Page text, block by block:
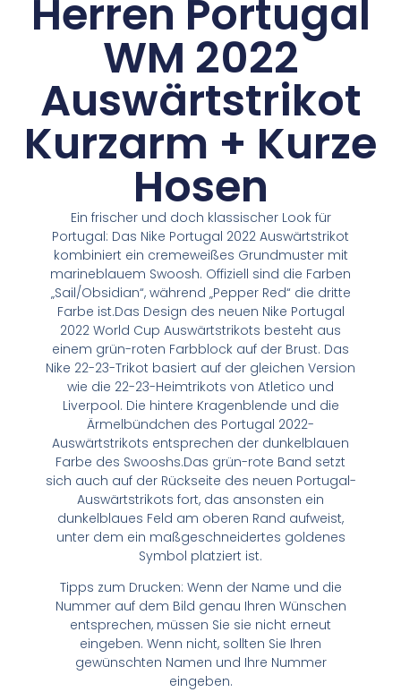
Herren Portugal
WM 2022
Auswärtstrikot
Kurzarm + Kurze
Hosen
Ein frischer und doch klassischer Look für
Portugal: Das Nike Portugal 2022 Auswärtstrikot
kombiniert ein cremeweißes Grundmuster mit
marineblauem Swoosh. Offiziell sind die Farben
„Sail/Obsidian“, während „Pepper Red“ die dritte
Farbe ist.Das Design des neuen Nike Portugal
2022 World Cup Auswärtstrikots besteht aus
einem grün-roten Farbblock auf der Brust. Das
Nike 22-23-Trikot basiert auf der gleichen Version
wie die 22-23-Heimtrikots von Atletico und
Liverpool. Die hintere Kragenblende und die
Ärmelbündchen des Portugal 2022-
Auswärtstrikots entsprechen der dunkelblauen
Farbe des Swooshs.Das grün-rote Band setzt
sich auch auf der Rückseite des neuen Portugal-
Auswärtstrikots fort, das ansonsten ein
dunkelblaues Feld am oberen Rand aufweist,
unter dem ein maßgeschneidertes goldenes
Symbol platziert ist.
Tipps zum Drucken: Wenn der Name und die
Nummer auf dem Bild genau Ihren Wünschen
entsprechen, müssen Sie sie nicht erneut
eingeben. Wenn nicht, sollten Sie Ihren
gewünschten Namen und Ihre Nummer
eingeben.